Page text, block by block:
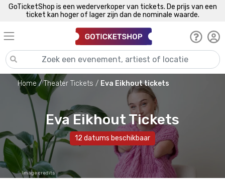
GoTicketShop is een wederverkoper van tickets. De prijs van een
ticket kan hoger of lager zijn dan de nominale waarde.
Home Theater Tickets Eva Eikhout tickets
Eva Eikhout Tickets
12 datums beschikbaar
Image credits